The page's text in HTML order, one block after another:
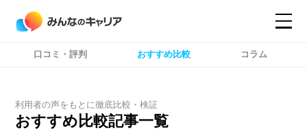
コンテンツ
コンテンツ
口コミ・評判 おすすめ比較 コラム
利用者の声をもとに徹底比較・検証
おすすめ比較記事一覧